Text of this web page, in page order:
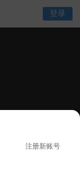
登录
注册新账号